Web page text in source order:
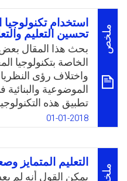
ملخص
استخدام
تحسين التعليم
بحث هذا المقال بعض
الخاصة بتكنولوجيا
واختلاف رؤى
الموضوعية
تطبيق هذه
والتعلم بناء على
والعشرين، ومزايا
والشروط الواجب
تطرق إلى نموذجين من
شيوعًا، كمثال من
01-01-2018
التعليم المتمايز
يمكن القول أنه لم